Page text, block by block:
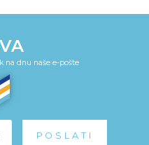
na dnu naše e-pošte